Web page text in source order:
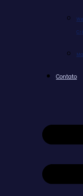
Contato